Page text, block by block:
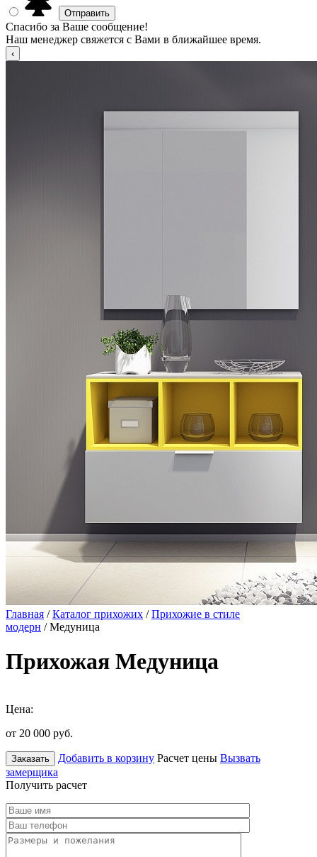
Спасибо за Ваше сообщение!
Наш менеджер свяжется с Вами в ближайшее время.
Главная /Каталог прихожих /Прихожие в стиле
модерн / Медуница
Прихожая Медуница
Цена:
от 20 000 руб.
Заказать Добавить в корзину Расчет цены Вызвать
замерщика
Получить расчет